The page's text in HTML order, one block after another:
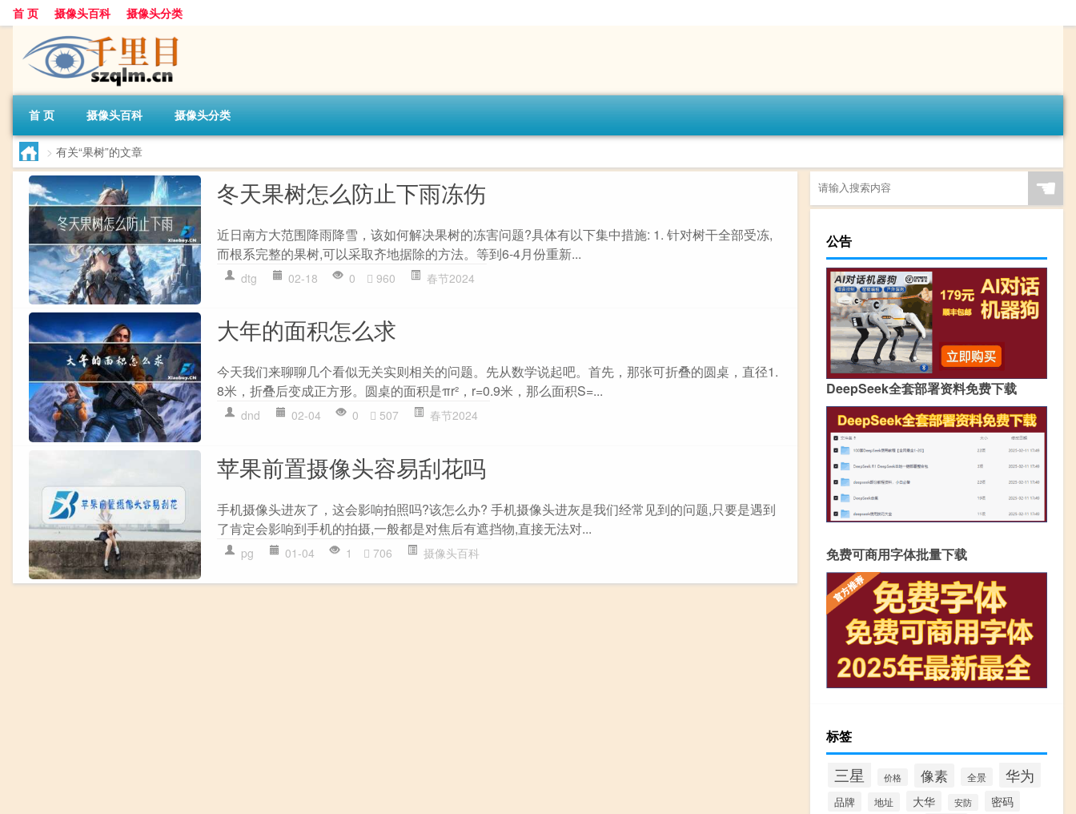
首 页 摄像头百科 摄像头分类
首 页 摄像头百科 摄像头分类
> 有关“果树”的文章
冬天果树怎么防止下雨冻伤
近日南方大范围降雨降雪，该如何解决果树的冻害问题?具体有以下集中措施: 1. 针对树干全部受冻,
而根系完整的果树,可以采取齐地据除的方法。等到6-4月份重新...
dtg 02-18 0 960 春节2024
大年的面积怎么求
今天我们来聊聊几个看似无关实则相关的问题。先从数学说起吧。首先，那张可折叠的圆桌，直径1.
8米，折叠后变成正方形。圆桌的面积是πr²，r=0.9米，那么面积S=...
dnd 02-04 0 507 春节2024
苹果前置摄像头容易刮花吗
手机摄像头进灰了，这会影响拍照吗?该怎么办? 手机摄像头进灰是我们经常见到的问题,只要是遇到
了肯定会影响到手机的拍摄,一般都是对焦后有遮挡物,直接无法对...
pg 01-04 1 706 摄像头百科
☚
公告
DeepSeek全套部署资料免费下载
免费可商用字体批量下载
标签
三星 价格 像素 全景 华为
品牌 地址 大华 安防 密码